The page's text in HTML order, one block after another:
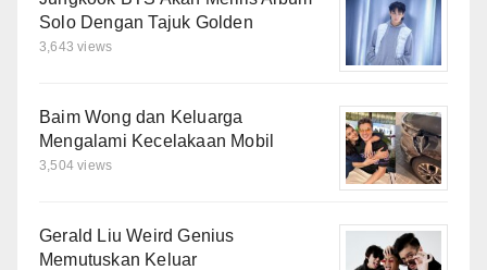
Solo Dengan Tajuk Golden
3,643 views
Baim Wong dan Keluarga
Mengalami Kecelakaan Mobil
3,504 views
Gerald Liu Weird Genius
Memutuskan Keluar